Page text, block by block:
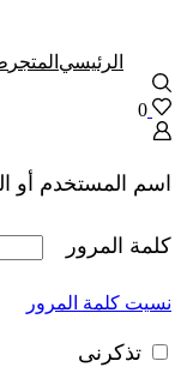
الرئيسي المتجر
0
اسم المستخدم أو
كلمة المرور
نسيت كلمة المرور
تذكرنى